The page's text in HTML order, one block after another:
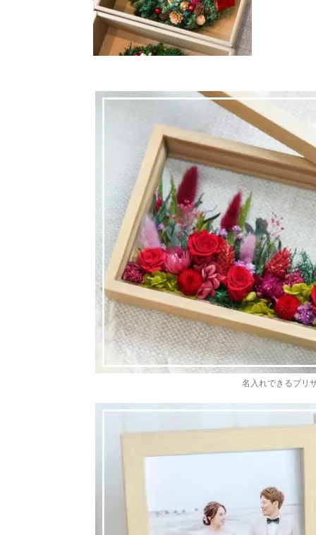
名入れできるプリ